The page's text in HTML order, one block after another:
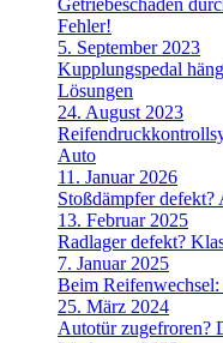
Getriebeschaden
Fehler!
5. September 2023
Kupplungspedal
Lösungen
24. August 2023
Auto
11. Januar 2026
Stoßdämpfer
13. Februar 2025
Radlager defekt?
7. Januar 2025
Beim
25. März 2024
Autotür zugefroren?